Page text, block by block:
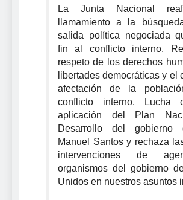
La Junta Nacional
llamamiento a la
salida política negociada
fin al conflicto interno.
respeto de los derechos
libertades democráticas y el
afectación de la
conflicto interno. Lucha
aplicación del Plan
Desarrollo del gobierno
Manuel Santos y rechaza
intervenciones de
organismos del gobierno
Unidos en nuestros asuntos